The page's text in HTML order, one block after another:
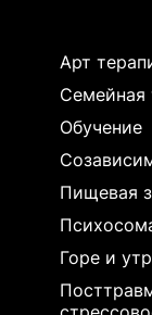
Арт
Семейная
Обучение
Пищевая
Горе и